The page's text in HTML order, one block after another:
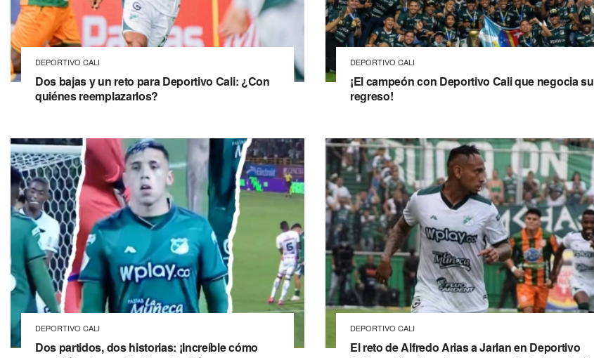
DEPORTIVO CALI
Dos bajas y un reto para Deportivo Cali: ¿Con
quiénes reemplazarlos?
DEPORTIVO CALI
¡El campeón con Deportivo Cali que negocia su
regreso!
DEPORTIVO CALI
Dos partidos, dos historias: ¡Increíble cómo
DEPORTIVO CALI
El reto de Alfredo Arias a Jarlan en Deportivo